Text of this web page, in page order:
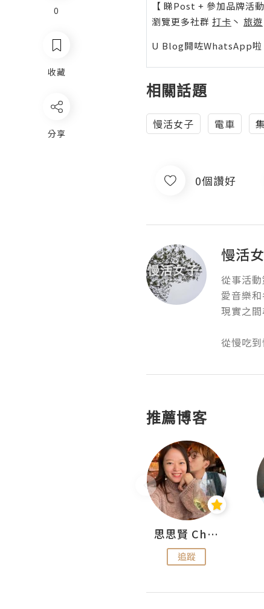
0
收藏
分享
【 睇Post + 參加品牌活動
瀏覽更多社群 打卡 丶 旅遊
U Blog開咗WhatsApp啦
相關話題
慢活女子 電車
0個讚好
慢活
從事活
愛音樂
現實之
從慢吃
推薦博客
思思賢 ChillMyBabe
追蹤